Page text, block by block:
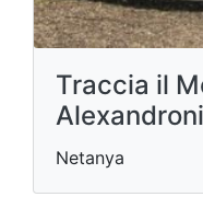
Traccia il
Alexandroni
Netanya